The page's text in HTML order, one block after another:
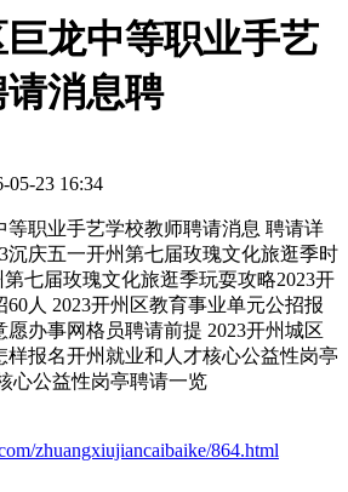
巨龙中等职业手艺
消息聘
05-23 16:34
职业手艺学校教师聘请消息 聘请详
沉庆五一开州第七届玫瑰文化旅逛季时
七届玫瑰文化旅逛季玩耍攻略2023开
人 2023开州区教育事业单元公招报
愿办事网格员聘请前提 2023开州城区
样报名开州就业和人才核心公益性岗亭
心公益性岗亭聘请一览
zhuangxiujiancaibaike/864.html